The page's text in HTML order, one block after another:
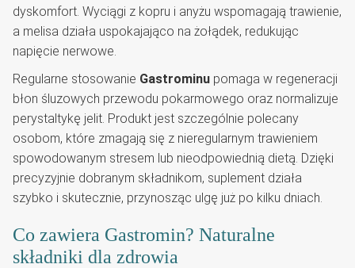
dyskomfort. Wyciągi z kopru i anyżu wspomagają trawienie,
a melisa działa uspokajająco na żołądek, redukując
napięcie nerwowe.
Regularne stosowanie Gastrominu pomaga w regeneracji
błon śluzowych przewodu pokarmowego oraz normalizuje
perystaltykę jelit. Produkt jest szczególnie polecany
osobom, które zmagają się z nieregularnym trawieniem
spowodowanym stresem lub nieodpowiednią dietą. Dzięki
precyzyjnie dobranym składnikom, suplement działa
szybko i skutecznie, przynosząc ulgę już po kilku dniach.
Co zawiera Gastromin? Naturalne
składniki dla zdrowia